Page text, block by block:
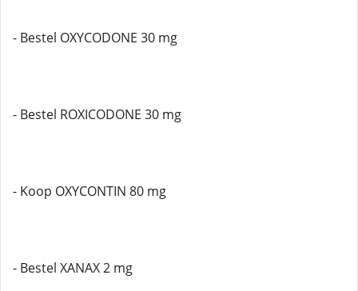
- Bestel OXYCODONE 30 mg
- Bestel ROXICODONE 30 mg
- Koop OXYCONTIN 80 mg
- Bestel XANAX 2 mg